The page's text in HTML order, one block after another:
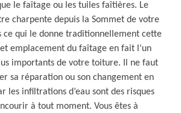
le faîtage ou les tuiles faîtières. Le
charpente depuis la Sommet de votre
ce qui le donne traditionnellement cette
emplacement du faîtage en fait l‘un
importants de votre toiture. Il ne faut
sa réparation ou son changement en
les infiltrations d’eau sont des risques
à tout moment. Vous êtes à